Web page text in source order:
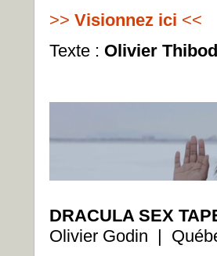
>> Visionnez ici <<
Texte : Olivier
DRACULA SEX
Olivier Godin |